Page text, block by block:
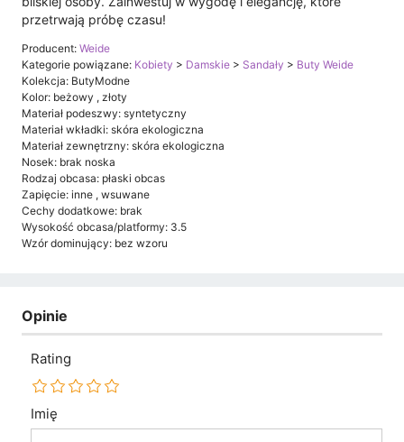
przetrwają próbę czasu!
Producent: Weide
Kategorie powiązane: Kobiety > Damskie > Sandały > Buty Weide
Kolekcja: ButyModne
Kolor: beżowy , złoty
Materiał podeszwy: syntetyczny
Materiał wkładki: skóra ekologiczna
Materiał zewnętrzny: skóra ekologiczna
Nosek: brak noska
Rodzaj obcasa: płaski obcas
Zapięcie: inne , wsuwane
Cechy dodatkowe: brak
Wysokość obcasa/platformy: 3.5
Wzór dominujący: bez wzoru
Opinie
Rating
Imię